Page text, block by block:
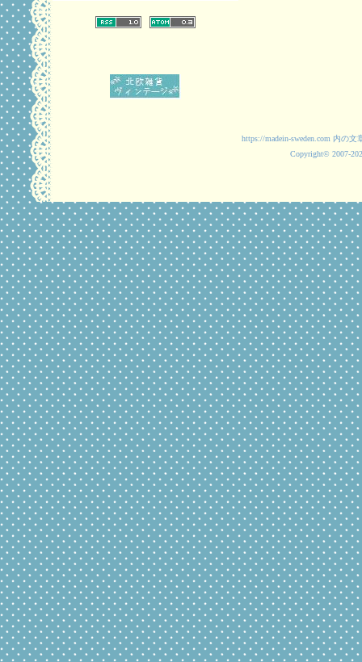
https://madein-sweden.com 内の
Copyright© 2007-